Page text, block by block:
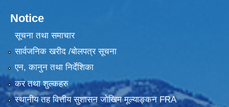
Notice
सूचना तथा समाचार
सार्वजनिक खरीद /बोलपत्र सूचना
एन, कानुन तथा निर्देशिका
कर तथा शुल्कहरु
स्थानीय तह वित्तीय सुशासन जोखिम मूल्याङ्कन FRA